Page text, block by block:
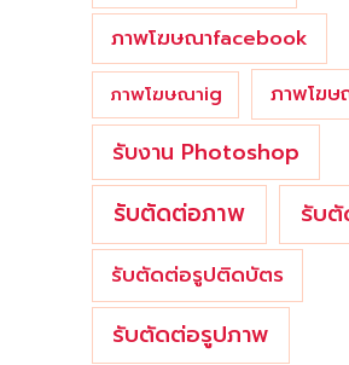
ภาพโฆษณาfacebook
ภาพโฆษณาig ภาพโฆษ
รับงาน Photoshop
รับตัดต่อภาพ รับ
รับตัดต่อรูปติดบัตร
รับตัดต่อรูปภาพ